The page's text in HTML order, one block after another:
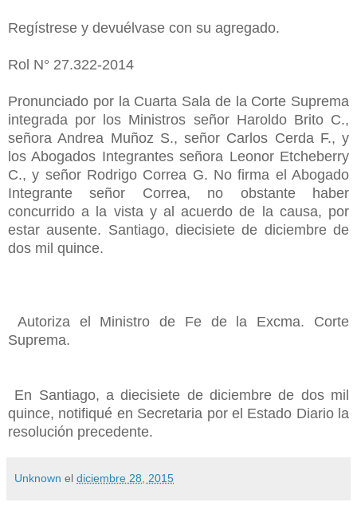
Regístrese y devuélvase con su agregado.
Rol N° 27.322-2014
Pronunciado por la Cuarta Sala de la Corte Suprema
integrada por los Ministros señor Haroldo Brito C.,
señora Andrea Muñoz S., señor Carlos Cerda F., y
los Abogados Integrantes señora Leonor Etcheberry
C., y señor Rodrigo Correa G. No firma el Abogado
Integrante señor Correa, no obstante haber
concurrido a la vista y al acuerdo de la causa, por
estar ausente. Santiago, diecisiete de diciembre de
dos mil quince.
Autoriza el Ministro de Fe de la Excma. Corte
Suprema.
En Santiago, a diecisiete de diciembre de dos mil
quince, notifiqué en Secretaria por el Estado Diario la
resolución precedente.
Unknown el diciembre 28, 2015